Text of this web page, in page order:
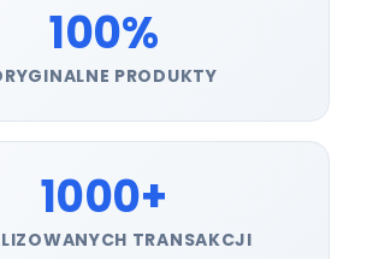
100%
PRODUKTY
1000+
TRANSAKCJI